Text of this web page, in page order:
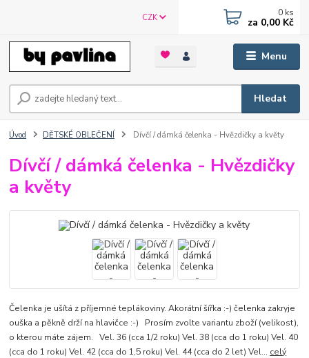
Menu
CZK
Hledat
0 ks
za 0,00 Kč
Úvod DĚTSKÉ OBLEČENÍ Dívčí / dámká čelenka - Hvězdičky a květy
Dívčí / dámká čelenka - Hvězdičky
a květy
Čelenka je ušítá z příjemné teplákoviny. Akorátní šířka :-) čelenka zakryje
ouška a pěkně drží na hlavičce :-) Prosím zvolte variantu zboží (velikost),
o kterou máte zájem. Vel. 36 (cca 1/2 roku) Vel. 38 (cca do 1 roku) Vel. 40
(cca do 1 roku) Vel. 42 (cca do 1,5 roku) Vel. 44 (cca do 2 let) Vel... celý